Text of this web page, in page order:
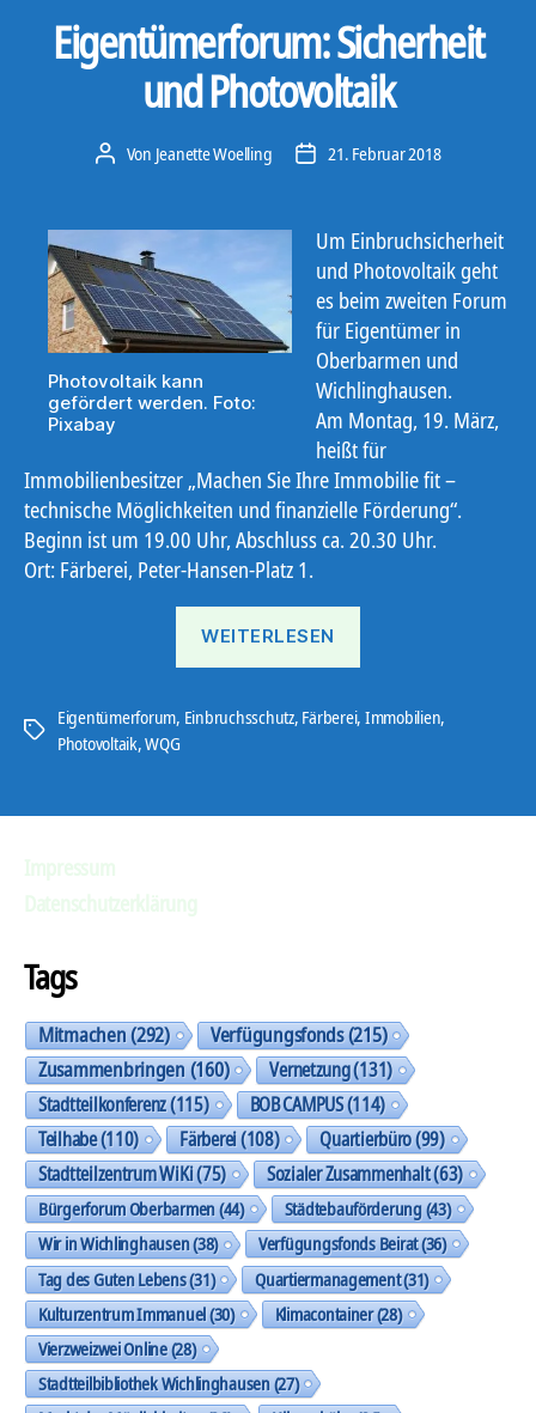
Eigentümerforum: Sicherheit
und Photovoltaik
Beitragsautor
Von Jeanette Woelling Veröffentlichungsdatum
21. Februar 2018
Photovoltaik kann
gefördert werden. Foto:
Pixabay
Um Einbruchsicherheit
und Photovoltaik geht
es beim zweiten Forum
für Eigentümer in
Oberbarmen und
Wichlinghausen.
Am Montag, 19. März,
heißt für
Immobilienbesitzer „Machen Sie Ihre Immobilie fit –
technische Möglichkeiten und finanzielle Förderung“.
Beginn ist um 19.00 Uhr, Abschluss ca. 20.30 Uhr.
Ort: Färberei, Peter-Hansen-Platz 1.
WEITERLESEN
Photovoltaik“
Schlagwörter
Eigentümerforum, Einbruchsschutz, Färberei, Immobilien,
Photovoltaik,WQG
Tags
Mitmachen(292) Verfügungsfonds(215)
Zusammenbringen(160) Vernetzung(131)
Stadtteilkonferenz(115) BOB CAMPUS(114)
Teilhabe(110) Färberei(108) Quartierbüro(99)
Stadtteilzentrum WiKi(75) Sozialer Zusammenhalt(63)
Bürgerforum Oberbarmen(44) Städtebauförderung(43)
Wir in Wichlinghausen(38) Verfügungsfonds Beirat(36)
Tag des Guten Lebens(31) Quartiermanagement(31)
Kulturzentrum Immanuel(30) Klimacontainer(28)
Vierzweizwei Online(28)
Stadtteilbibliothek Wichlinghausen(27)